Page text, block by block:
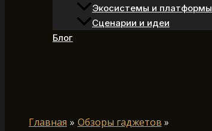
Экосистемы и платформы
Сценарии и идеи
Блог
Главная
Обзоры гаджетов